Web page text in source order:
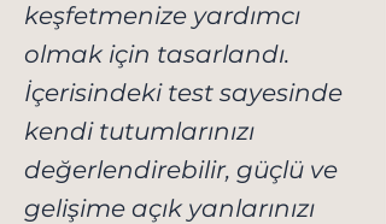
keşfetmenize yardımcı
olmak için tasarlandı.
İçerisindeki test sayesinde
kendi tutumlarınızı
değerlendirebilir, güçlü ve
gelişime açık yanlarınızı